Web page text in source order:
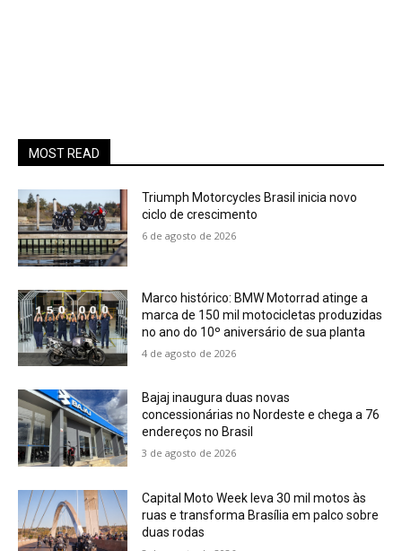
MOST READ
Triumph Motorcycles Brasil inicia novo
ciclo de crescimento
6 de agosto de 2026
Marco histórico: BMW Motorrad atinge a
marca de 150 mil motocicletas produzidas
no ano do 10º aniversário de sua planta
4 de agosto de 2026
Bajaj inaugura duas novas
concessionárias no Nordeste e chega a 76
endereços no Brasil
3 de agosto de 2026
Capital Moto Week leva 30 mil motos às
ruas e transforma Brasília em palco sobre
duas rodas